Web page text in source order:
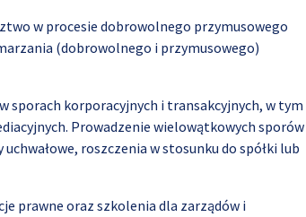
w procesie dobrowolnego przymusowego
(dobrowolnego i przymusowego)
sporach korporacyjnych i transakcyjnych, w tym
Prowadzenie wielowątkowych sporów
roszczenia w stosunku do spółki lub
prawne oraz szkolenia dla zarządów i